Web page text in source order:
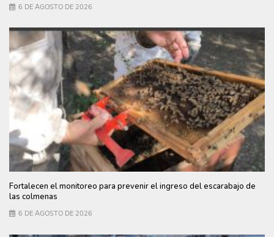
6 DE AGOSTO DE 2026
Fortalecen el monitoreo para prevenir el ingreso del escarabajo de
las colmenas
6 DE AGOSTO DE 2026